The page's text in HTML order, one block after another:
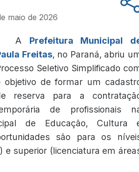
maio de 2026
A Prefeitura Municipal
Freitas, no Paraná, abriu
Seletivo Simplificado
objetivo de formar um
reserva para a
de profissionais
de Educação, Cultura
são para os
e superior (licenciatura em